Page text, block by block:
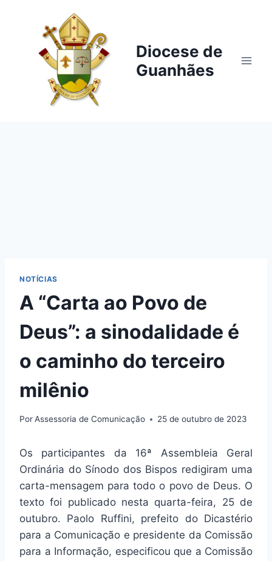
Conteúdo
Diocese de
Guanhães
NOTÍCIAS
A “Carta ao Povo de
Deus”: a sinodalidade é
o caminho do terceiro
milênio
PorAssessoria de Comunicação 25 de outubro de 2023
Os participantes da 16ª Assembleia Geral
Ordinária do Sínodo dos Bispos redigiram uma
carta-mensagem para todo o povo de Deus. O
texto foi publicado nesta quarta-feira, 25 de
outubro. Paolo Ruffini, prefeito do Dicastério
para a Comunicação e presidente da Comissão
para a Informação, especificou que a Comissão